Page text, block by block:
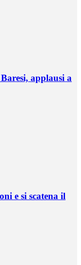
applausi a
e si scatena il